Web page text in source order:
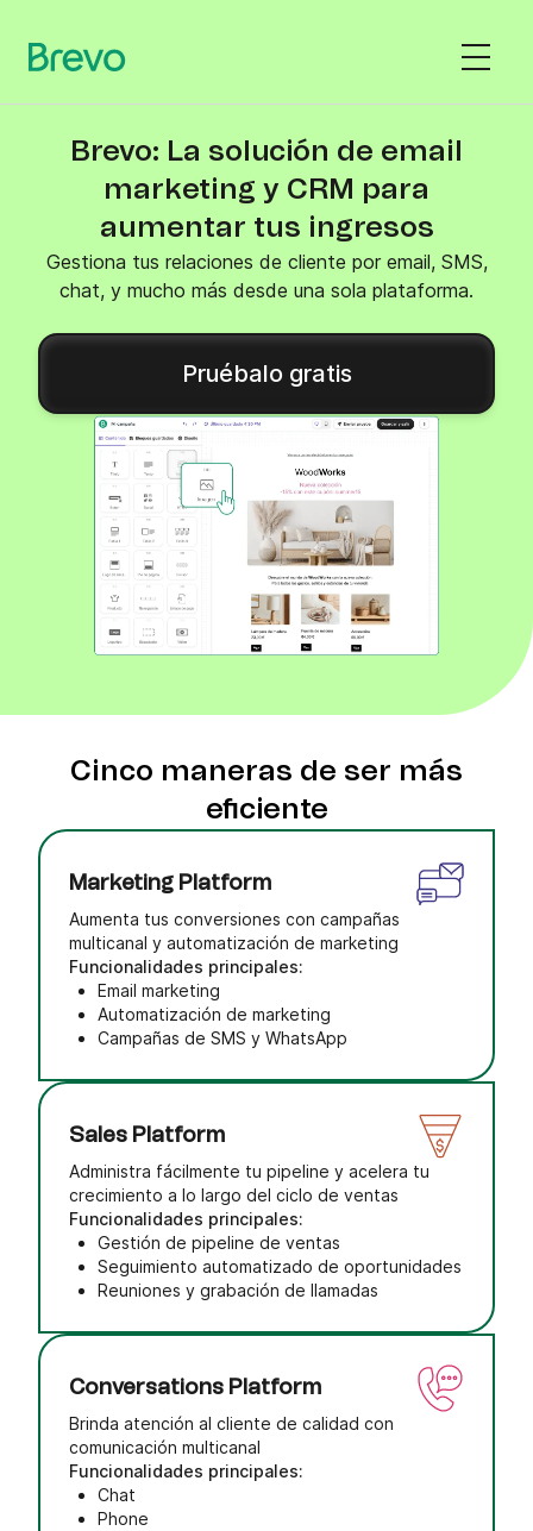
Brevo: La solución de email
marketing y CRM para
aumentar tus ingresos
Gestiona tus relaciones de cliente por email, SMS,
chat, y mucho más desde una sola plataforma.
Pruébalo gratis
Cinco maneras de ser más
eficiente
Marketing Platform
Aumenta tus conversiones con campañas
multicanal y automatización de marketing
Funcionalidades principales:
Email marketing
Automatización de marketing
Campañas de SMS y WhatsApp
Sales Platform
Administra fácilmente tu pipeline y acelera tu
crecimiento a lo largo del ciclo de ventas
Funcionalidades principales:
Gestión de pipeline de ventas
Seguimiento automatizado de oportunidades
Reuniones y grabación de llamadas
Conversations Platform
Brinda atención al cliente de calidad con
comunicación multicanal
Funcionalidades principales:
Chat
Phone